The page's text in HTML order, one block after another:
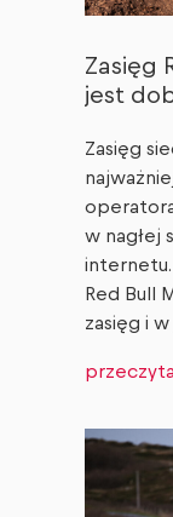
Zasięg
jest
Zasięg
w nagłej
Red Bull
zasięg i